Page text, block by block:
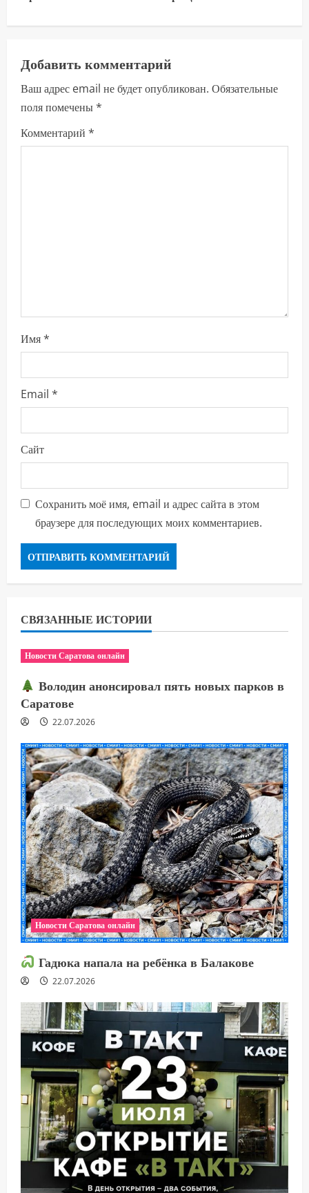
д
л
ж
и
т
и
е
Добавить комментарий
Ваш адрес email не будет опубликован. Обязательные
поля помечены*
Комментарий *
Имя*
Email *
Сайт
Сохранить моё имя, email и адрес сайта в этом
браузере для последующих моих комментариев.
СВЯЗАННЫЕ ИСТОРИИ
Новости Саратова онлайн
Володин анонсировал пять новых парков в
Саратове
22.07.2026
Новости Саратова онлайн
Гадюка напала на ребёнка в Балакове
22.07.2026